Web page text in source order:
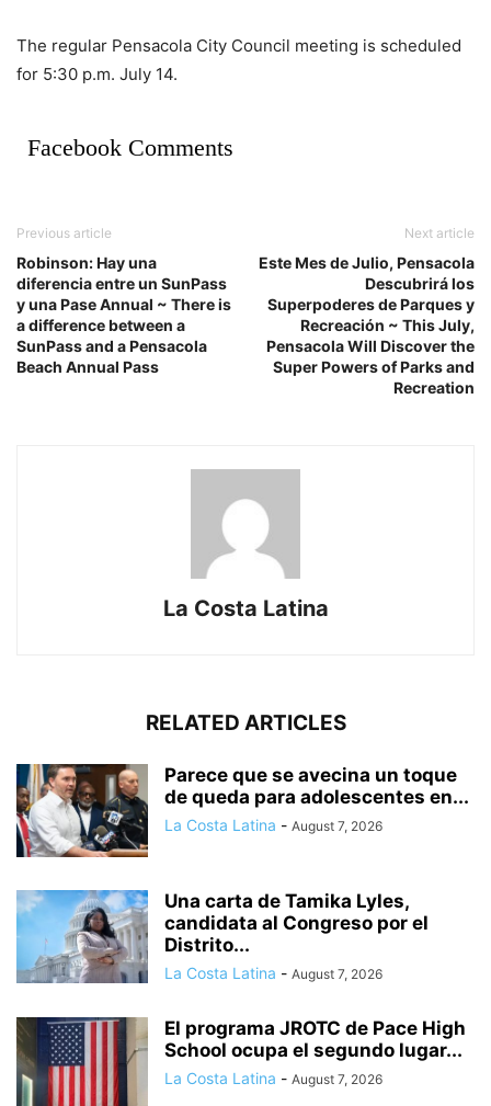
The regular Pensacola City Council meeting is scheduled
for 5:30 p.m. July 14.
Facebook Comments
Previous article
Robinson: Hay una
diferencia entre un SunPass
y una Pase Annual ~ There is
a difference between a
SunPass and a Pensacola
Beach Annual Pass
Next article
Este Mes de Julio, Pensacola
Descubrirá los
Superpoderes de Parques y
Recreación ~ This July,
Pensacola Will Discover the
Super Powers of Parks and
Recreation
La Costa Latina
RELATED ARTICLES
Parece que se avecina un toque
de queda para adolescentes en...
La Costa Latina - August 7, 2026
Una carta de Tamika Lyles,
candidata al Congreso por el
Distrito...
La Costa Latina - August 7, 2026
El programa JROTC de Pace High
School ocupa el segundo lugar...
La Costa Latina - August 7, 2026